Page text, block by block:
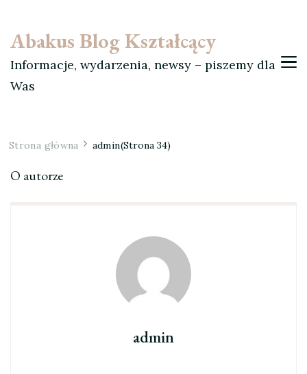
Abakus Blog Kształcący
Informacje, wydarzenia, newsy – piszemy dla
Was
Strona główna admin(Strona 34)
O autorze
admin